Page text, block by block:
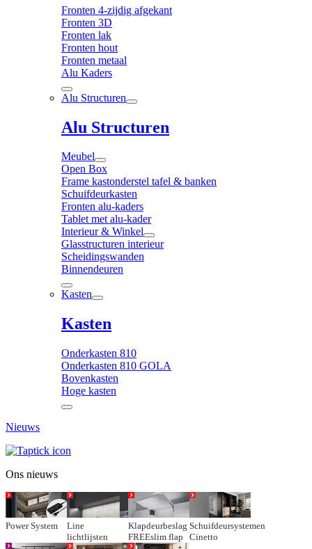
Fronten 4-zijdig afgekant
Fronten 3D
Fronten lak
Fronten hout
Fronten metaal
Alu Kaders
Alu Structuren
Alu Structuren
Meubel
Open Box
Frame kastonderstel tafel & banken
Schuifdeurkasten
Fronten alu-kaders
Tablet met alu-kader
Interieur & Winkel
Glasstructuren interieur
Scheidingswanden
Binnendeuren
Kasten
Kasten
Onderkasten 810
Onderkasten 810 GOLA
Bovenkasten
Hoge kasten
Nieuws
Ons nieuws
Power System
Line
lichtlijsten
Klapdeurbeslag
FREEslim flap
Schuifdeursystemen
Cinetto